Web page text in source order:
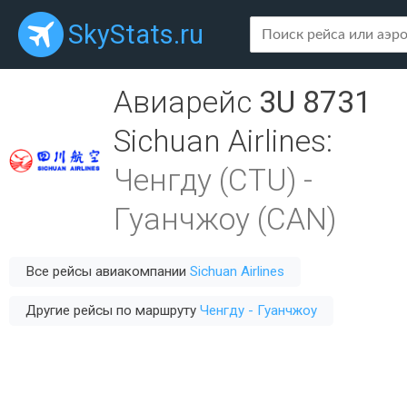
SkyStats.ru
Авиарейс 3U 8731
Sichuan Airlines:
Ченгду (CTU) -
Гуанчжоу (CAN)
Все рейсы авиакомпании Sichuan Airlines
Другие рейсы по маршруту Ченгду - Гуанчжоу